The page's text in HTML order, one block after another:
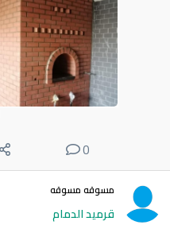
0
مسوقه مسوقه
قرميد الدمام